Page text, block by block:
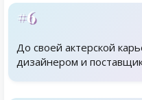
#6
До своей актерской
дизайнером и